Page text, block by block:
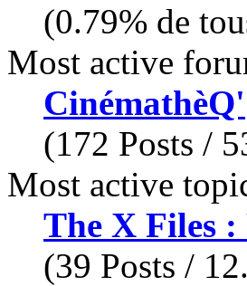
(0.79% de
Most active
CinémathèQ'
(172 Posts /
Most active
The X Files :
(39 Posts /